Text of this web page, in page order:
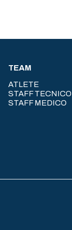
TEAM
ATLETE
STAFF TECNICO
STAFF MEDICO